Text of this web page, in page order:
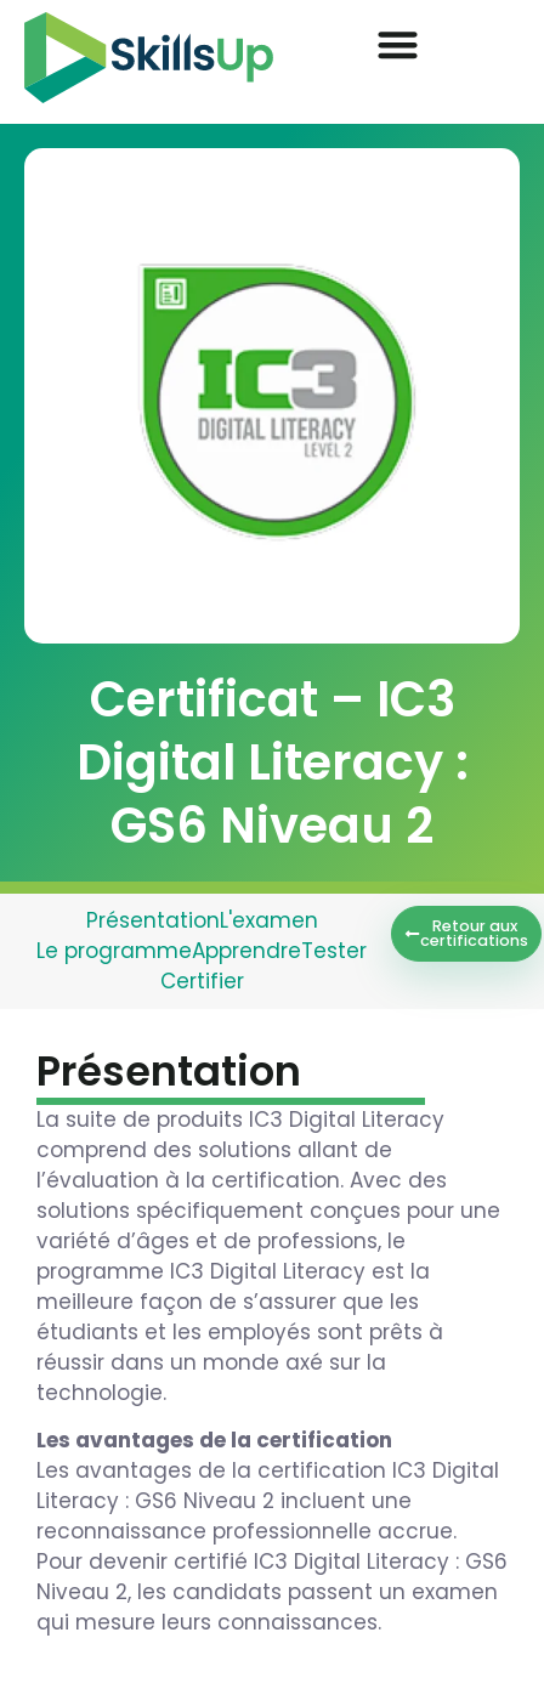
Certificat – IC3
Digital Literacy :
GS6 Niveau 2
PrésentationL'examen
Le programmeApprendreTester
Certifier
Retour aux
certifications
Présentation
La suite de produits IC3 Digital Literacy
comprend des solutions allant de
l’évaluation à la certification. Avec des
solutions spécifiquement conçues pour une
variété d’âges et de professions, le
programme IC3 Digital Literacy est la
meilleure façon de s’assurer que les
étudiants et les employés sont prêts à
réussir dans un monde axé sur la
technologie.
Les avantages de la certification
Les avantages de la certification IC3 Digital
Literacy : GS6 Niveau 2 incluent une
reconnaissance professionnelle accrue.
Pour devenir certifié IC3 Digital Literacy : GS6
Niveau 2, les candidats passent un examen
qui mesure leurs connaissances.